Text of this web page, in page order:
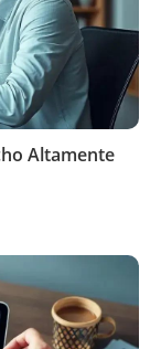
Altamente